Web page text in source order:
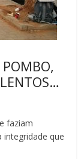
faziam
que